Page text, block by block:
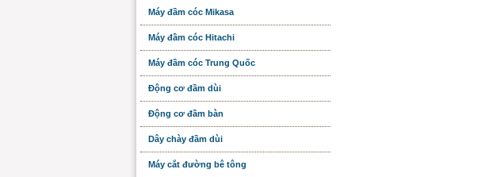
Máy đầm cóc Mikasa
Máy đầm cóc Hitachi
Máy đầm cóc Trung Quốc
Động cơ đầm dùi
Động cơ đầm bàn
Dây chày đầm dùi
Máy cắt đường bê tông